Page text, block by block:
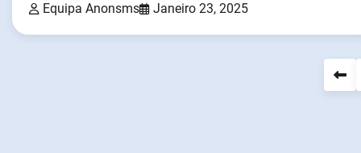
Equipa Anonsms Janeiro 23, 2025